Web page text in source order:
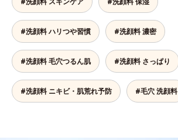
#洗顔料 ハリつや習慣 #洗顔料 濃密
#洗顔料 毛穴つるん肌 #洗顔料 さっぱり
#洗顔料 ニキビ・肌荒れ予防 #毛穴 洗顔料